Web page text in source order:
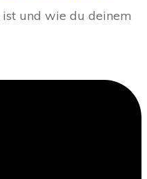
und wie du deinem